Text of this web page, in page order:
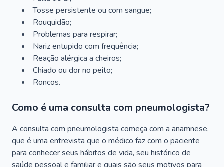
Tosse persistente ou com sangue;
Rouquidão;
Problemas para respirar;
Nariz entupido com frequência;
Reação alérgica a cheiros;
Chiado ou dor no peito;
Roncos.
Como é uma consulta com pneumologista?
A consulta com pneumologista começa com a anamnese,
que é uma entrevista que o médico faz com o paciente
para conhecer seus hábitos de vida, seu histórico de